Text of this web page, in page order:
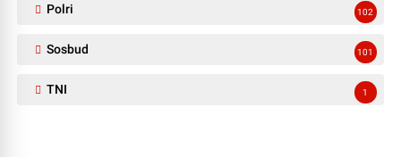
Polri 102
Sosbud 101
TNI 1